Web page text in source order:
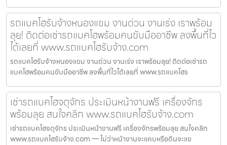
รถแบคโฮรับจ้างหนองแขม งานด่วน งานเร่ง เราพร้อม
ลุย! ติดต่อเช่ารถแบคโฮพร้อมคนขับมืออาชีพ ลงพื้นที่ไว
ได้เลยที่ www.รถแบคโฮรับจ้าง.com
รถแบคโฮรับจ้างหนองแขม งานด่วน งานเร่ง เราพร้อมลุย! ติดต่อเช่ารถ
แบคโฮพร้อมคนขับมืออาชีพ ลงพื้นที่ไวได้เลยที่ www.รถแบคโฮร
เช่ารถแบคโฮจตุจักร ประเมินหน้างานฟรี เครื่องจักร
พร้อมลุย สนใจคลิก www.รถแบคโฮรับจ้าง.com
เช่ารถแบคโฮจตุจักร ประเมินหน้างานฟรี เครื่องจักรพร้อมลุย สนใจคลิก
www.รถแบคโฮรับจ้าง.com — ไม่ว่าหน้างานจะแคบหรือดินจะแข